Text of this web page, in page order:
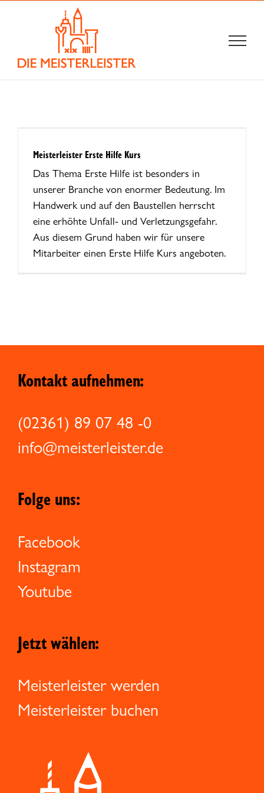
Meisterleister Erste Hilfe Kurs
Das Thema Erste Hilfe ist besonders in
unserer Branche von enormer Bedeutung. Im
Handwerk und auf den Baustellen herrscht
eine erhöhte Unfall- und Verletzungsgefahr.
Aus diesem Grund haben wir für unsere
Mitarbeiter einen Erste Hilfe Kurs angeboten.
Kontakt aufnehmen:
(02361) 89 07 48 -0
info@meisterleister.de
Folge uns:
Facebook
Instagram
Youtube
Jetzt wählen:
Meisterleister werden
Meisterleister buchen